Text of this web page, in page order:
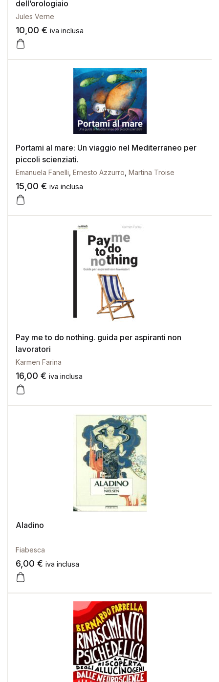
dell’orologiaio
Jules Verne
10,00 € iva inclusa
Portami al mare: Un viaggio nel Mediterraneo per
piccoli scienziati.
Emanuela Fanelli Ernesto Azzurro Martina Troise
15,00 € iva inclusa
Pay me to do nothing. guida per aspiranti non
lavoratori
Karmen Farina
16,00 € iva inclusa
Aladino
Fiabesca
6,00 € iva inclusa